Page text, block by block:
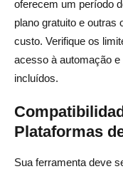
oferecem um período
plano gratuito e outras
custo. Verifique os
acesso à automação
incluídos.
Plataformas
Sua ferramenta deve